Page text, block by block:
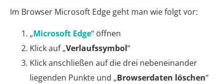
Im Browser Microsoft Edge geht man wie folgt vor:
„Microsoft Edge“ öffnen
Klick auf „Verlaufssymbol“
Klick anschließen auf die drei nebeneinander
liegenden Punkte und „Browserdaten löschen“